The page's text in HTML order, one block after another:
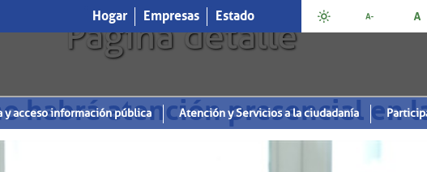
Hogar Empresas Estado
y acceso información pública Atención y Servicios a la ciudadanía
Página detalle
habrá atención presencial en